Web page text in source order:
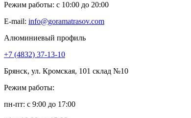
Режим работы: c 10:00 до 20:00
E-mail: info@goramatrasov.com
Алюминиевый профиль
+7 (4832) 37-13-10
Брянск, ул. Кромская, 101 склад №10
Режим работы:
пн-пт: c 9:00 до 17:00